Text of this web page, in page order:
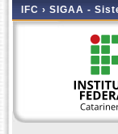
IFC › SIGAA -